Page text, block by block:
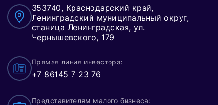
353740, Краснодарский край,
Ленинградский муниципальный округ,
станица Ленинградская, ул.
Чернышевского, 179
Прямая линия инвестора:
+7 86145 7 23 76
Представителям малого бизнеса: